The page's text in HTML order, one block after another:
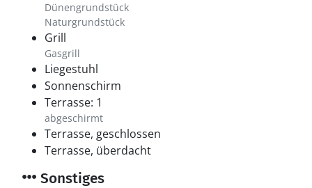
Dünengrundstück
Naturgrundstück
Grill
Gasgrill
Liegestuhl
Sonnenschirm
Terrasse: 1
abgeschirmt
Terrasse, geschlossen
Terrasse, überdacht
Sonstiges